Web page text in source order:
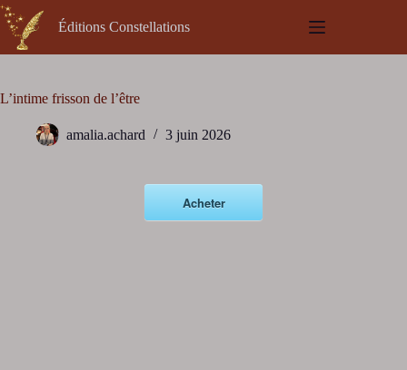
Passer
au
contenu
Éditions Constellations
L’intime frisson de l’être
amalia.achard 3 juin 2026
Acheter